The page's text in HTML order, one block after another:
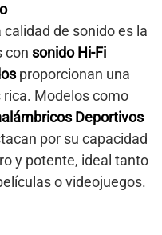
de sonido es la
con sonido Hi-Fi
proporcionan una
Modelos como
Deportivos
por su capacidad
y potente, ideal tanto
o videojuegos.